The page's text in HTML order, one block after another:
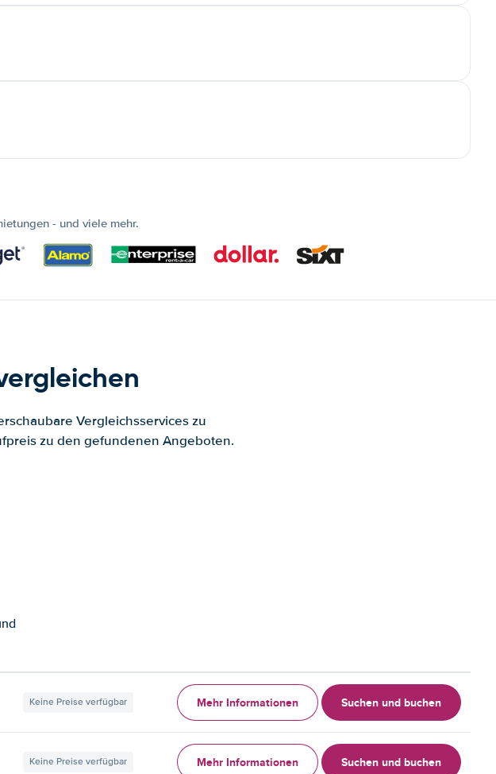
- und viele mehr.
Vergleichsservices zu
zu den gefundenen Angeboten.
Keine Preise verfügbar Mehr Informationen Suchen und buchen
Keine Preise verfügbar Mehr Informationen Suchen und buchen